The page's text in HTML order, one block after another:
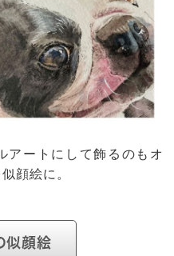
アートにして飾るのもオ
顔絵に。
似顔絵